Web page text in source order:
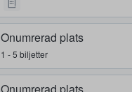
Onumrerad plats
1 - 5 biljetter